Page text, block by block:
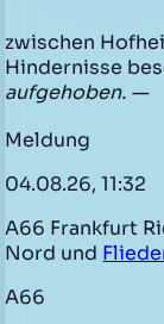
zwischen
Hindernisse
aufgehoben. —
Meldung
04.08.26, 11:32
A66 Frankfurt
Nord und
A66